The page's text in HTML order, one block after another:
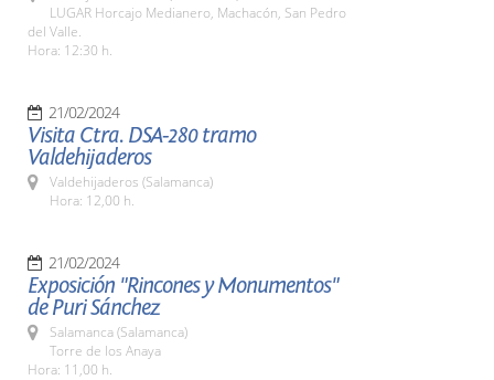
LUGAR Horcajo Medianero, Machacón, San Pedro
del Valle.
Hora: 12:30 h.
21/02/2024
Visita Ctra. DSA-280 tramo
Valdehijaderos
Valdehijaderos (Salamanca)
Hora: 12,00 h.
21/02/2024
Exposición "Rincones y Monumentos"
de Puri Sánchez
Salamanca (Salamanca)
Torre de los Anaya
Hora: 11,00 h.